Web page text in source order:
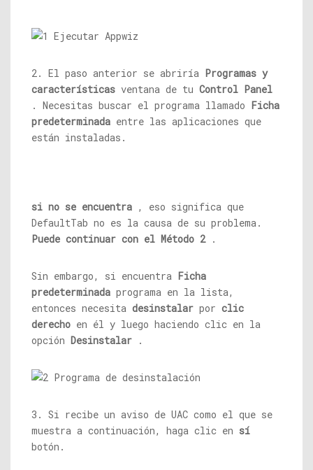
2. El paso anterior se abriría Programas y
características ventana de tu Control Panel
. Necesitas buscar el programa llamado Ficha
predeterminada entre las aplicaciones que
están instaladas.
si no se encuentra , eso significa que
DefaultTab no es la causa de su problema.
Puede continuar con el Método 2.
Sin embargo, si encuentra Ficha
predeterminada programa en la lista,
entonces necesita desinstalar por clic
derecho en él y luego haciendo clic en la
opción Desinstalar .
3. Si recibe un aviso de UAC como el que se
muestra a continuación, haga clic en sí
botón.